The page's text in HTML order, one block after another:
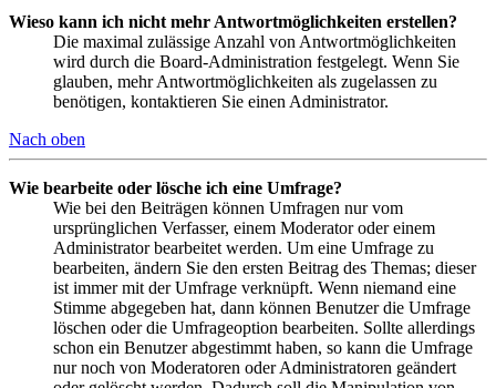
Wieso kann ich nicht mehr Antwortmöglichkeiten erstellen?
Die maximal zulässige Anzahl von Antwortmöglichkeiten
wird durch die Board-Administration festgelegt. Wenn Sie
glauben, mehr Antwortmöglichkeiten als zugelassen zu
benötigen, kontaktieren Sie einen Administrator.
Nach oben
Wie bearbeite oder lösche ich eine Umfrage?
Wie bei den Beiträgen können Umfragen nur vom
ursprünglichen Verfasser, einem Moderator oder einem
Administrator bearbeitet werden. Um eine Umfrage zu
bearbeiten, ändern Sie den ersten Beitrag des Themas; dieser
ist immer mit der Umfrage verknüpft. Wenn niemand eine
Stimme abgegeben hat, dann können Benutzer die Umfrage
löschen oder die Umfrageoption bearbeiten. Sollte allerdings
schon ein Benutzer abgestimmt haben, so kann die Umfrage
nur noch von Moderatoren oder Administratoren geändert